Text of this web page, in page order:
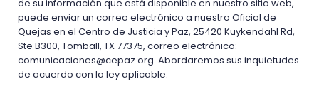
de su información que está disponible en nuestro sitio web,
puede enviar un correo electrónico a nuestro Oficial de
Quejas en el Centro de Justicia y Paz, 25420 Kuykendahl Rd,
Ste B300, Tomball, TX 77375, correo electrónico:
comunicaciones@cepaz.org. Abordaremos sus inquietudes
de acuerdo con la ley aplicable.